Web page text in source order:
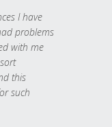
I have
problems
with me
this
such